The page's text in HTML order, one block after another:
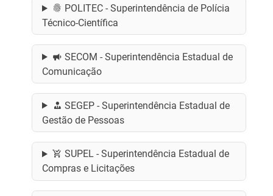
POLITEC - Superintendência de Polícia
Técnico-Científica
SECOM - Superintendência Estadual de
Comunicação
SEGEP - Superintendência Estadual de
Gestão de Pessoas
SUPEL - Superintendência Estadual de
Compras e Licitações